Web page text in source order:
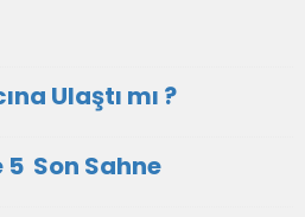
Ulaştı mı ?
Son Sahne